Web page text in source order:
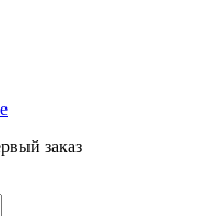
заказ